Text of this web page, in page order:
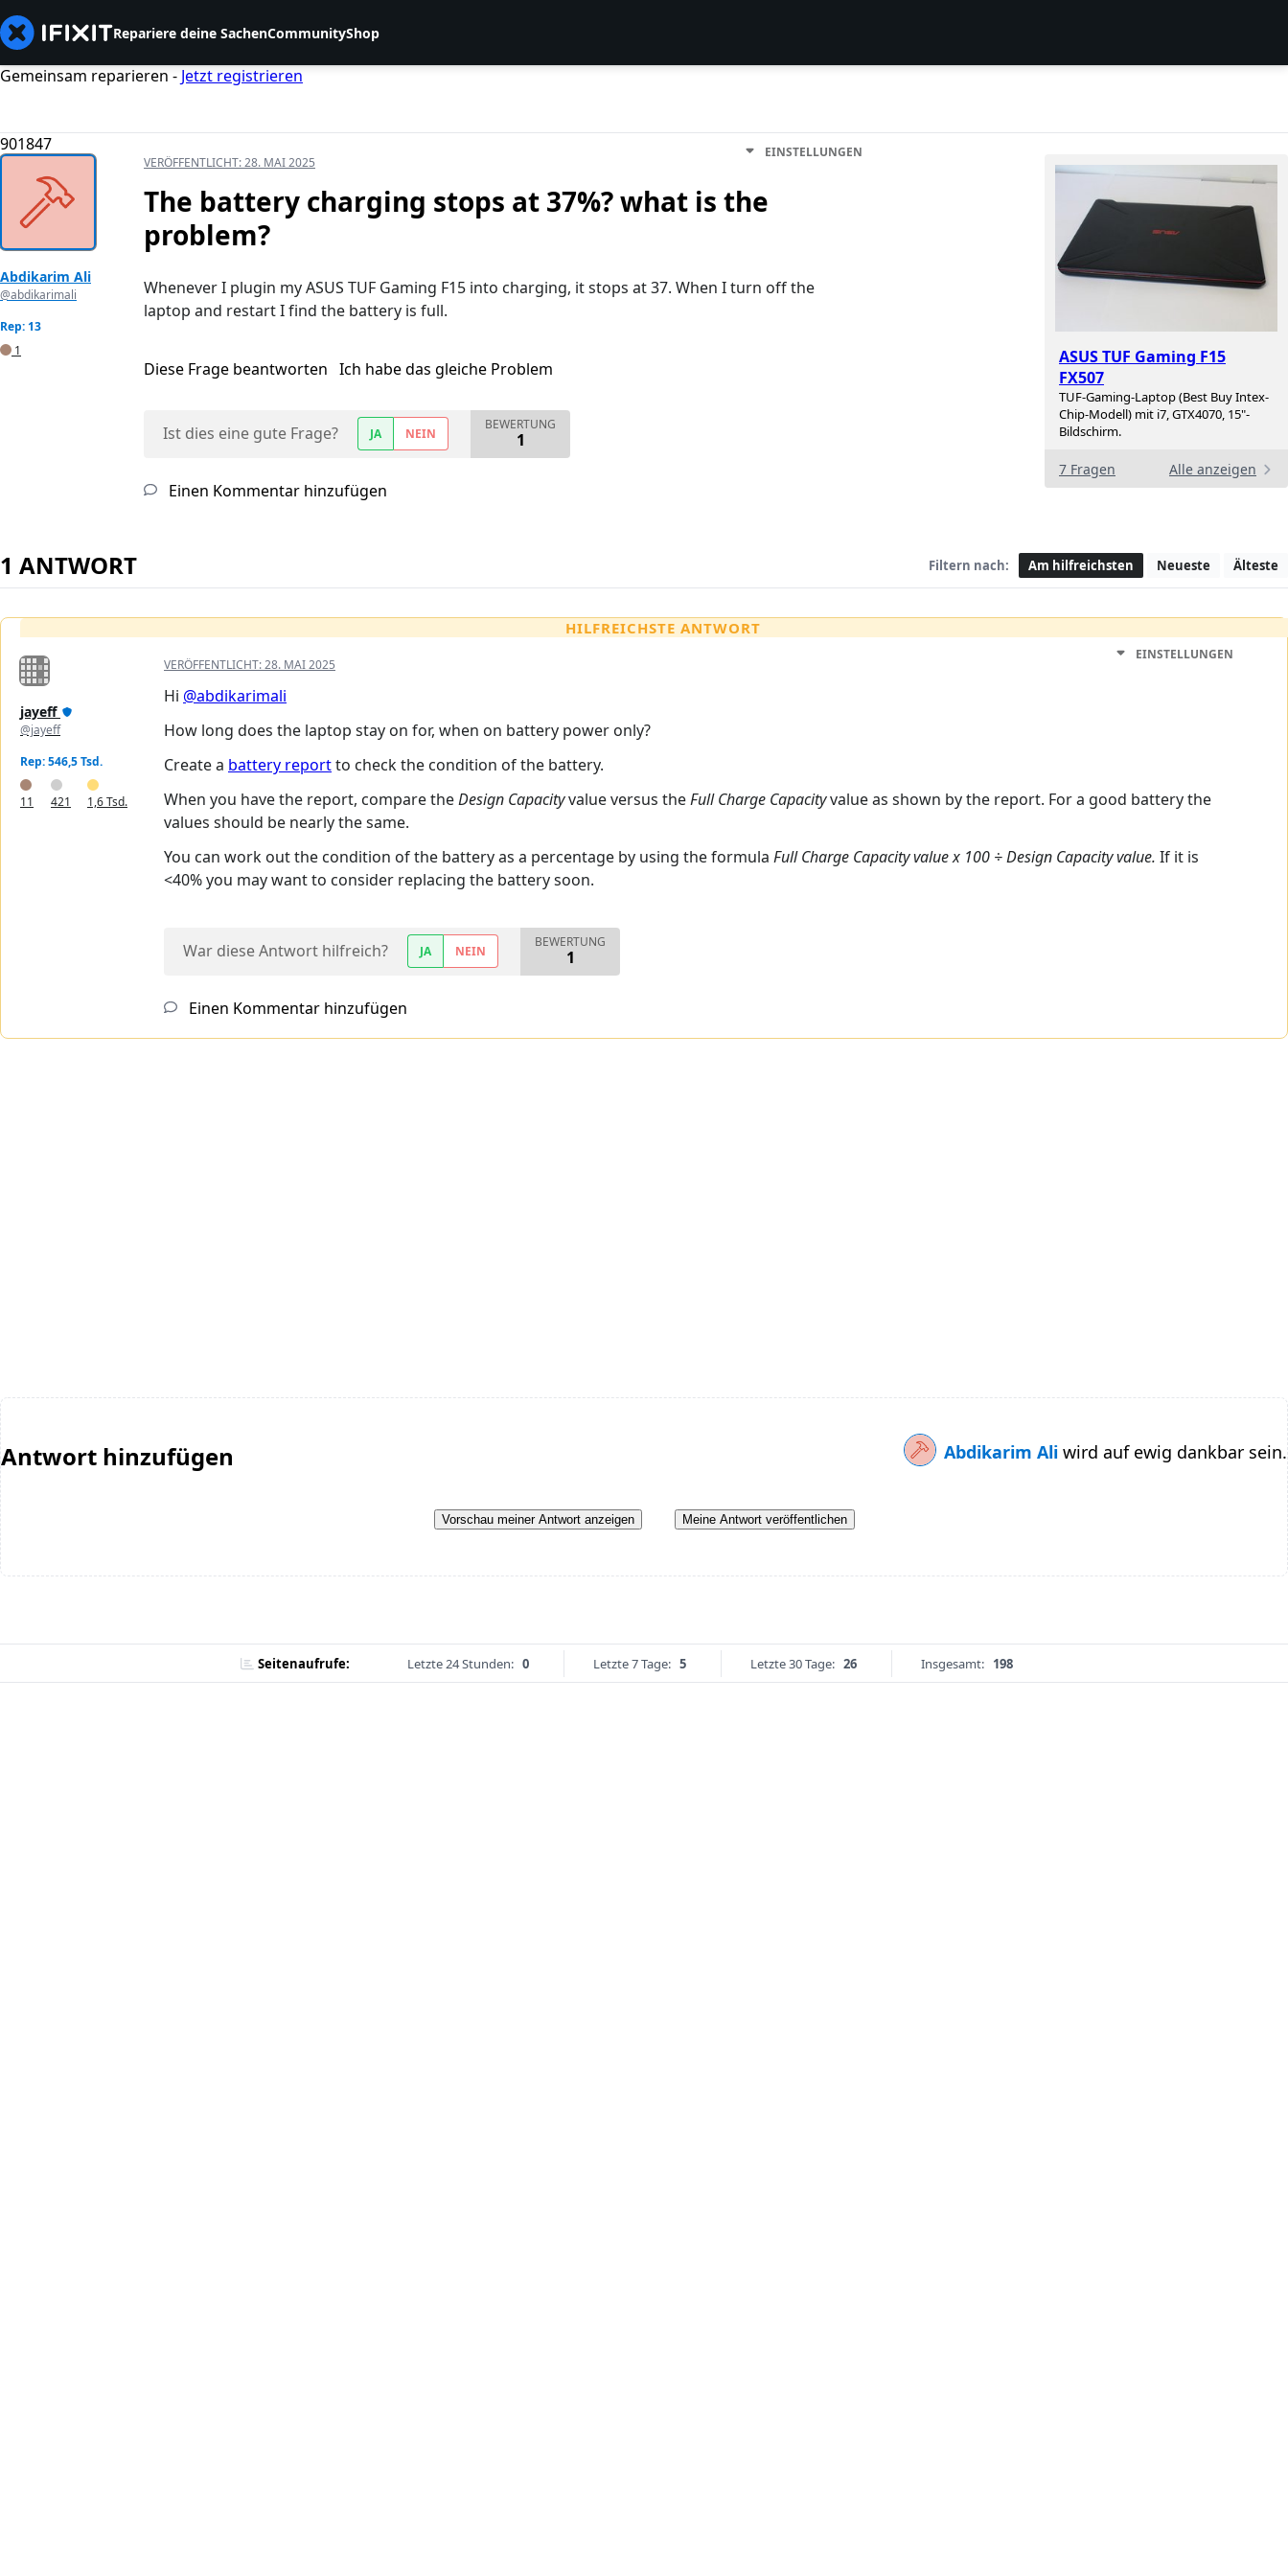
Repariere deine SachenCommunityShop
Gemeinsam reparieren - Jetzt registrieren
901847
ASUS TUF Gaming F15
FX507
TUF-Gaming-Laptop (Best Buy Intex-
Chip-Modell) mit i7, GTX4070, 15"-
Bildschirm.
7 Fragen Alle anzeigen
Abdikarim Ali
@abdikarimali
Rep: 13
1
VERÖFFENTLICHT:28. MAI 2025
EINSTELLUNGEN
The battery charging stops at 37%? what is the
problem?
Whenever I plugin my ASUS TUF Gaming F15 into charging, it stops at 37. When I turn off the
laptop and restart I find the battery is full.
Diese Frage beantworten Ich habe das gleiche Problem
Ist dies eine gute Frage? JA NEIN
BEWERTUNG
1
Einen Kommentar hinzufügen
1 ANTWORT Filtern nach: Am hilfreichsten Neueste Älteste
HILFREICHSTE ANTWORT
jayeff
@jayeff
Rep: 546,5 Tsd.
11 421 1,6 Tsd.
VERÖFFENTLICHT:28. MAI 2025
EINSTELLUNGEN
Hi @abdikarimali
How long does the laptop stay on for, when on battery power only?
Create a battery reportto check the condition of the battery.
When you have the report, compare theDesign Capacityvalue versus theFull Charge Capacityvalue as shown by the report. For a good battery the
values should be nearly the same.
You can work out the condition of the battery as a percentage by using the formula Full Charge Capacity value x 100 ÷ Design Capacity value. If it is
<40% you may want to consider replacing the battery soon.
War diese Antwort hilfreich? JA NEIN
BEWERTUNG
1
Einen Kommentar hinzufügen
Antwort hinzufügen Abdikarim Ali wird auf ewig dankbar sein.
Vorschau meiner Antwort anzeigen Meine Antwort veröffentlichen
Seitenaufrufe: Letzte 24 Stunden: 0 Letzte 7 Tage: 5 Letzte 30 Tage: 26 Insgesamt: 198